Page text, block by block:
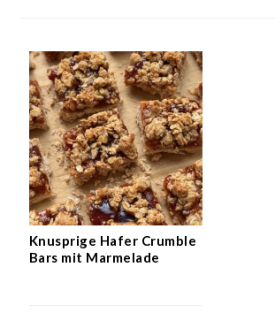
Knusprige Hafer Crumble
Bars mit Marmelade